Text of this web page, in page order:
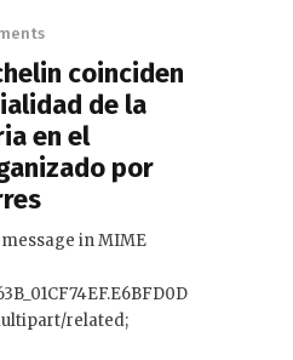
coinciden
de la
en el
por
in MIME
related;